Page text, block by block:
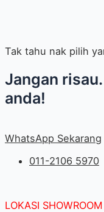
Tak tahu nak pilih
Jangan
anda!
WhatsApp Sekarang
011-2106 5970
LOKASI SHOWROOM